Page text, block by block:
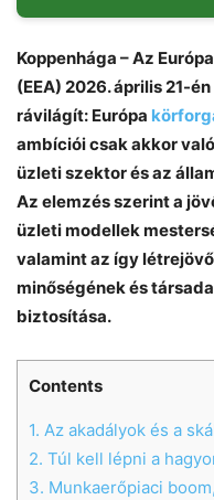
Koppenhága – Az
(EEA) 2026. április 21-
rávilágít: Európa
ambíciói csak akkor
üzleti szektor és az
Az elemzés szerint a
üzleti modellek
valamint az így
minőségének és
biztosítása.
Contents
1. Az akadályok és a
2. Túl kell lépni a
3. Munkaerőpiaci